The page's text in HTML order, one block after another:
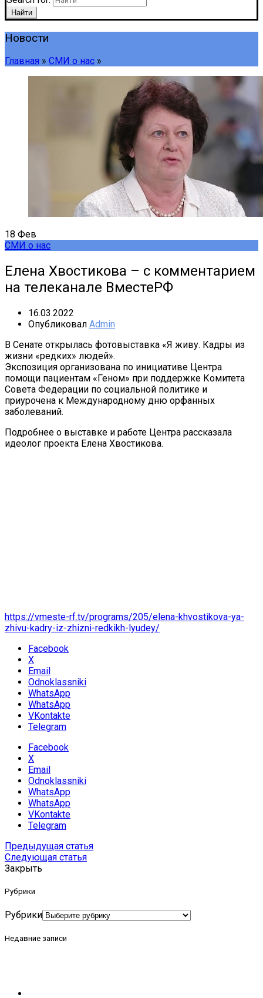
Найти
Новости
Главная » СМИ о нас »
18 Фев
СМИ о нас
Елена Хвостикова – с комментарием
на телеканале ВместеРФ
16.03.2022
Опубликовал Admin
В Сенате открылась фотовыставка «Я живу. Кадры из
жизни «редких» людей».
Экспозиция организована по инициативе Центра
помощи пациентам «Геном» при поддержке Комитета
Совета Федерации по социальной политике и
приурочена к Международному дню орфанных
заболеваний.
Подробнее о выставке и работе Центра рассказала
идеолог проекта Елена Хвостикова.
https://vmeste-rf.tv/programs/205/elena-khvostikova-ya-
zhivu-kadry-iz-zhizni-redkikh-lyudey/
Facebook
X
Email
Odnoklassniki
WhatsApp
WhatsApp
VKontakte
Telegram
Facebook
X
Email
Odnoklassniki
WhatsApp
WhatsApp
VKontakte
Telegram
Предыдущая статья
Следующая статья
Закрыть
Рубрики
Рубрики
Недавние записи